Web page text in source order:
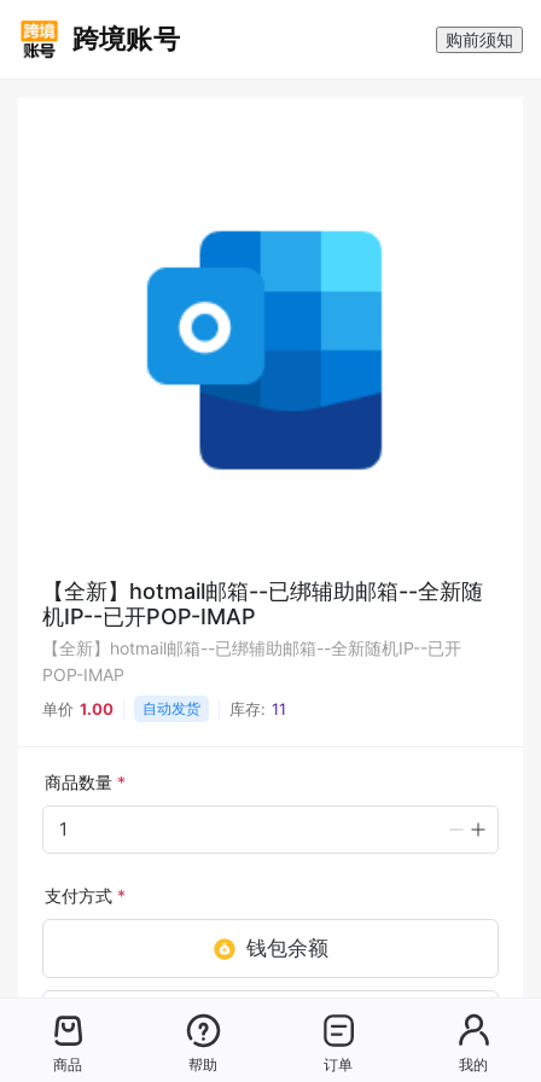
跨境账号 购前须知
【全新】hotmail邮箱--已绑辅助邮箱--全新随
机IP--已开POP-IMAP
【全新】hotmail邮箱--已绑辅助邮箱--全新随机IP--已开
POP-IMAP
单价 1.00 自动发货 库存: 11
商品数量 *
支付方式 *
钱包余额
USDT [TRC20]
商品 帮助 订单 我的